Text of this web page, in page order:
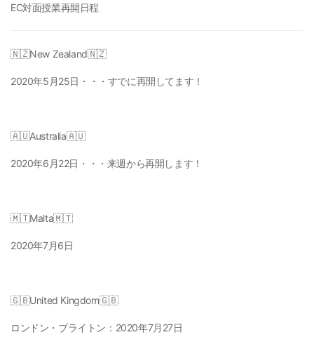
EC対面授業再開日程
🇳🇿New Zealand🇳🇿
2020年5月25日 ・・・すでに再開してます！
🇦🇺Australia🇦🇺
2020年6月22日 ・・・来週から再開します！
🇲🇹Malta🇲🇹
2020年7月6日
🇬🇧United Kingdom🇬🇧
ロンドン・ブライトン： 2020年7月27日